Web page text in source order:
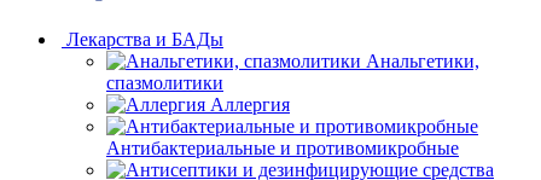
Лекарства и БАДы
Анальгетики,
спазмолитики
Аллергия
Антибактериальные и противомикробные